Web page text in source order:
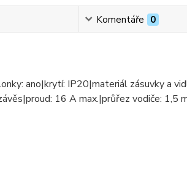
Komentáře 0
ano|krytí: IP20|materiál zásuvky a
16 A max.|průřez vodiče: